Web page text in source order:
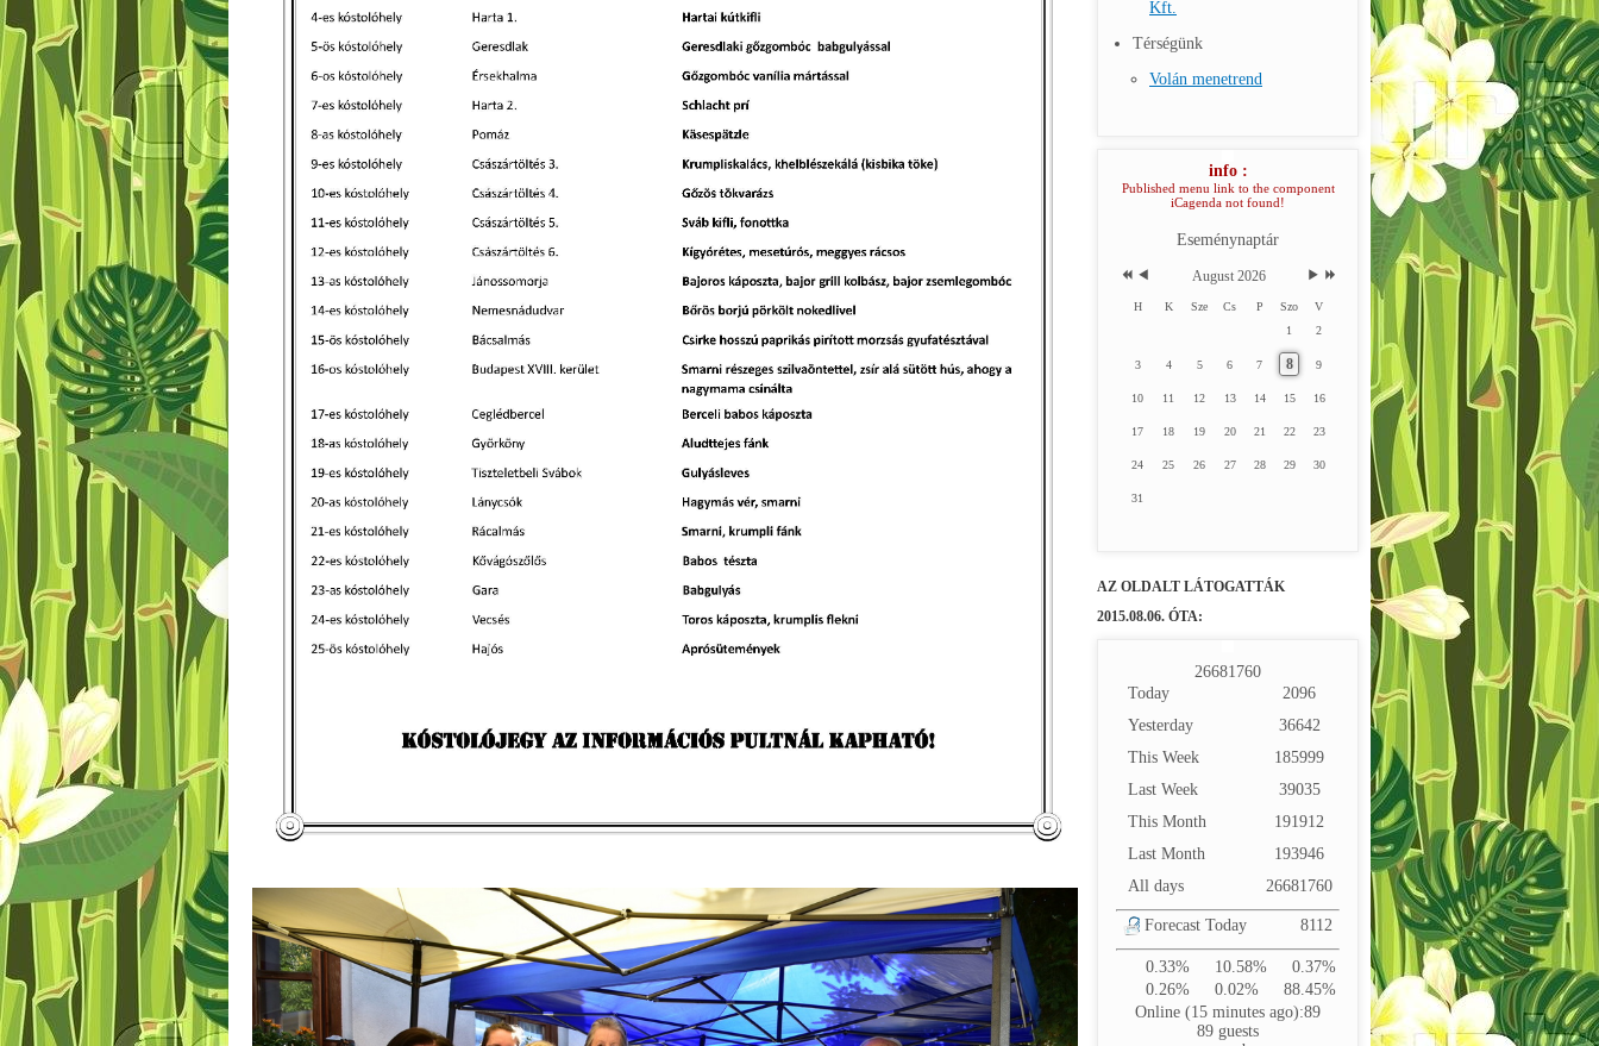
Kft.
Térségünk
Volán menetrend
info :
Published menu link to the component
iCagenda not found!
Eseménynaptár
August 2026
H K Sze Cs P Szo
V
1
2
3 4 5 6 7 8 9
10 11 12 13 14 15 16
17 18 19 20 21 22 23
24 25 26 27 28 29 30
31
AZ OLDALT LÁTOGATTÁK
2015.08.06. ÓTA:
26681760
Today
Yesterday
This Week
Last Week
This Month
Last Month
All days
2096
36642
185999
39035
191912
193946
26681760
Forecast Today 8112
0.33% 10.58%
0.37%
0.26%
0.02%
88.45%
Online (15 minutes ago):89
89 guests